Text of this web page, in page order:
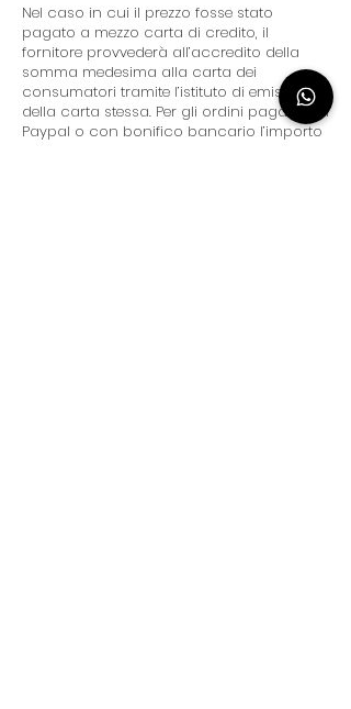
Nel caso in cui il prezzo fosse stato
pagato a mezzo carta di credito, il
fornitore provvederà all’accredito della
somma medesima alla carta dei
consumatori tramite l’istituto di emissione
della carta stessa. Per gli ordini pagati con
Paypal o con bonifico bancario l’importo